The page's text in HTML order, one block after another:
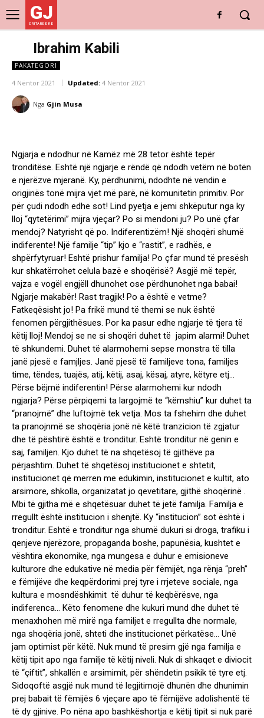
GJ
DRITARE E RE
Ibrahim Kabili
PAKATEGORI
4 Nëntor 2021 Updated: 4 Nëntor 2021
Nga Gjin Musa
Ngjarja e ndodhur në Kamëz më 28 tetor është tepër
tronditëse. Eshtë një ngjarje e rëndë që ndodh vetëm në botën
e njerëzve mjeranë. Ky, përdhunimi, ndodhte në vendin e
origjinës tonë mijra vjet më parë, në komunitetin primitiv. Por
për çudi ndodh edhe sot! Lind pyetja e jemi shkëputur nga ky
lloj “qytetërimi” mijra vjeçar? Po si mendoni ju? Po unë çfar
mendoj? Natyrisht që po. Indiferentizëm! Një shoqëri shumë
indiferente! Një familje “tip” kjo e “rastit”, e radhës, e
shpërfytyruar! Eshtë prishur familja! Po çfar mund të presësh
kur shkatërrohet celula bazë e shoqërisë? Asgjë më tepër,
vajza e vogël engjëll dhunohet ose përdhunohet nga babai!
Ngjarje makabër! Rast tragjik! Po a është e vetme?
Fatkeqësisht jo! Pa frikë mund të themi se nuk është
fenomen përgjithësues. Por ka pasur edhe ngjarje të tjera të
këtij lloj! Mendoj se ne si shoqëri duhet të japim alarmi! Duhet
të shkundemi. Duhet të alarmohemi sepse monstra të tilla
janë pjesë e famjljes. Janë pjesë të familjeve tona, familjes
time, tëndes, tuajës, atij, këtij, asaj, kësaj, atyre, këtyre etj…
Përse bëjmë indiferentin! Përse alarmohemi kur ndodh
ngjarja? Përse përpiqemi ta largojmë te “këmshiu” kur duhet ta
“pranojmë” dhe luftojmë tek vetja. Mos ta fshehim dhe duhet
ta pranojnmë se shoqëria jonë në këtë tranzicion të zgjatur
dhe të pështirë është e tronditur. Eshtë tronditur në genin e
saj, familjen. Kjo duhet të na shqetësoj të gjithëve pa
përjashtim. Duhet të shqetësoj institucionet e shtetit,
institucionet që merren me edukimin, institucionet e kultit, ato
arsimore, shkolla, organizatat jo qevetitare, gjithë shoqërinë .
Mbi të gjitha më e shqetësuar duhet të jetë familja. Familja e
rregullt është institucion i shenjtë. Ky “institucion” sot është i
tronditur. Eshtë e tronditur nga shumë dukuri si droga, trafiku i
qenjeve njerëzore, propaganda boshe, papunësia, kushtet e
vështira ekonomike, nga mungesa e duhur e emisioneve
kulturore dhe edukative në media për fëmijët, nga rënja “preh”
e fëmijëve dhe keqpërdorimi prej tyre i rrjeteve sociale, nga
kultura e mosndëshkimit të duhur të keqbërësve, nga
indiferenca… Këto fenomene dhe kukuri mund dhe duhet të
menaxhohen më mirë nga familjet e rregullta dhe normale,
nga shoqëria jonë, shteti dhe institucionet përkatëse… Unë
jam optimist për këtë. Nuk mund të presim gjë nga familja e
këtij tipit apo nga familje të këtij niveli. Nuk di shkaqet e diviocit
të “çiftit”, shkallën e arsimimit, për shëndetin psikik të tyre etj.
Sidoqoftë asgjë nuk mund të legjitimojë dhunën dhe dhunimin
prej babait të fëmijës 6 vjeçare apo të fëmijëve adolishentë të
të dy gjinive. Po nëna apo bashkëshortja e këtij tipit si nuk parë